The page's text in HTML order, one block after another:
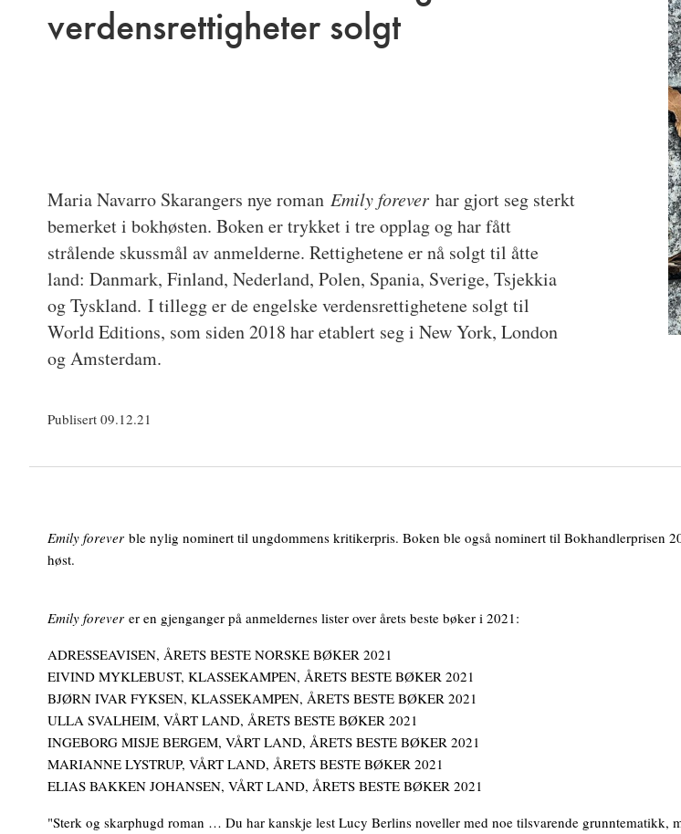
verdensrettigheter solgt
Maria Navarro Skarangers nye roman Emily forever har gjort seg sterkt
bemerket i bokhøsten. Boken er trykket i tre opplag og har fått
strålende skussmål av anmelderne. Rettighetene er nå solgt til åtte
land: Danmark, Finland, Nederland, Polen, Spania, Sverige, Tsjekkia
og Tyskland. I tillegg er de engelske verdensrettighetene solgt til
World Editions, som siden 2018 har etablert seg i New York, London
og Amsterdam.
Publisert 09.12.21
Emily forever ble nylig nominert til ungdommens kritikerpris. Boken ble også nominert til Bokhandlerprisen
høst.
Emily forever er en gjenganger på anmeldernes lister over årets beste bøker i 2021:
ADRESSEAVISEN, ÅRETS BESTE NORSKE BØKER 2021
EIVIND MYKLEBUST, KLASSEKAMPEN, ÅRETS BESTE BØKER 2021
BJØRN IVAR FYKSEN, KLASSEKAMPEN, ÅRETS BESTE BØKER 2021
ULLA SVALHEIM, VÅRT LAND, ÅRETS BESTE BØKER 2021
INGEBORG MISJE BERGEM, VÅRT LAND, ÅRETS BESTE BØKER 2021
MARIANNE LYSTRUP, VÅRT LAND, ÅRETS BESTE BØKER 2021
ELIAS BAKKEN JOHANSEN, VÅRT LAND, ÅRETS BESTE BØKER 2021
"Sterk og skarphugd roman … Du har kanskje lest Lucy Berlins noveller med noe tilsvarende grunntematikk,